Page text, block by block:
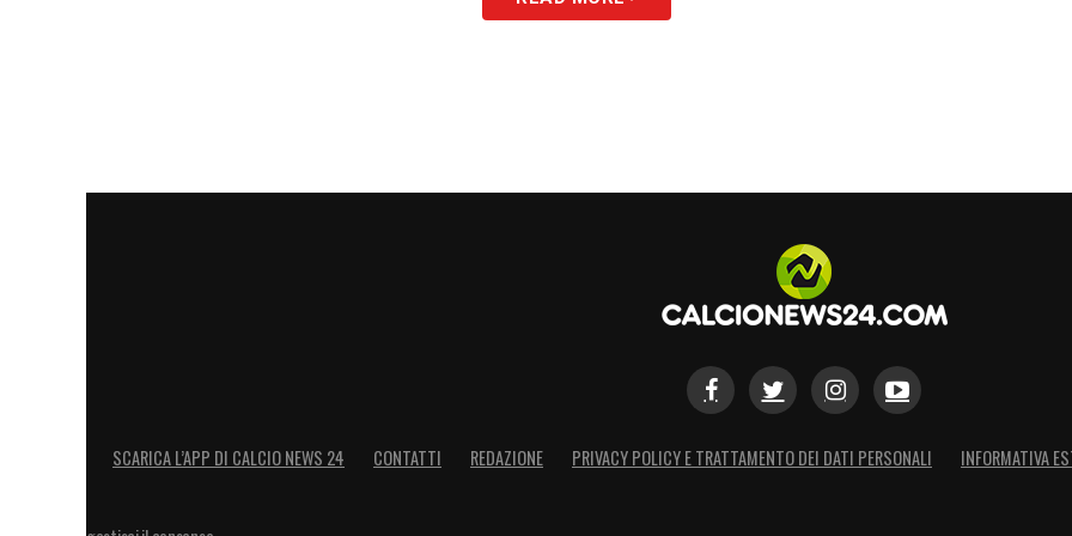
SCARICA L’APP DI CALCIO NEWS 24 CONTATTI REDAZIONE PRIVACY POLICY E TRATTAMENTO DEI DATI PERSONALI INFORMATIVA